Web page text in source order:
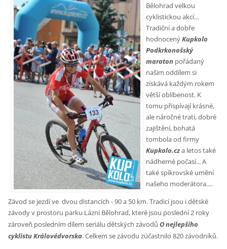
Bělohrad velkou
cyklistickou akcí...
Tradiční a dobře
hodnocenýKupkolo
Podkrkonošský
maraton pořádaný
našim oddílem si
získává každým rokem
větší oblíbenost. K
tomu přispívají krásné,
ale náročné trati, dobré
zajištění, bohatá
tombola od firmy
Kupkolo.cza letos také
nádherné počasí... A
také spíkrovské umění
našeho moderátora....
Závod se jezdí ve dvou distancích - 90 a 50 km. Tradicí jsou i dětské
závody v prostoru parku Lázní Bělohrad, které jsou poslední 2 roky
zároveň posledním dílem seriálu dětských závodůO nejlepšího
cyklistu Královédvorska. Celkem se závodu zúčastnilo 820 závodníků.